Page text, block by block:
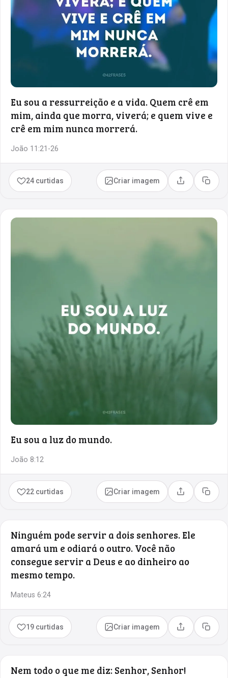
Eu sou a ressurreição e a vida. Quem crê em
mim, ainda que morra, viverá; e quem vive e
crê em mim nunca morrerá.
João 11:21-26
24 curtidas Criar imagem Compartilhar
Copiar
Eu sou a luz do mundo.
João 8:12
22 curtidas Criar imagem Compartilhar
Copiar
Ninguém pode servir a dois senhores. Ele
amará um e odiará o outro. Você não
consegue servir a Deus e ao dinheiro ao
mesmo tempo.
Mateus 6:24
19 curtidas Criar imagem Compartilhar
Copiar
Nem todo o que me diz: Senhor, Senhor!